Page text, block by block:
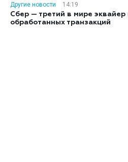
Другие новости
14:19
Сбер — третий в мире эквайер
обработанных транзакций